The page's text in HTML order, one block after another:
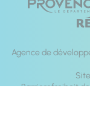
Agence de
Barrierefreiheit